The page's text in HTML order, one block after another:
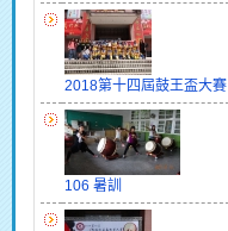
2018第十四屆鼓王盃大賽
106 暑訓